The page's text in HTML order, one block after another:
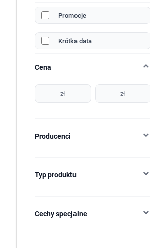
Promocje
Krótka data
Cena
zł zł
Producenci
Typ produktu
Cechy specjalne